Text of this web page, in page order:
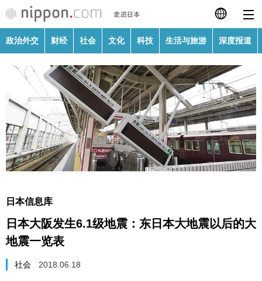
日本語
English
繁體字
Français
Español
Русский
政治外交
财经
科技
政治外交 财经 社会 文化 科技 生活与旅游 深度报道
日本信息库
日本大阪发生6.1级地震：东日本大地震以后的大
地震一览表
社会 2018.06.18